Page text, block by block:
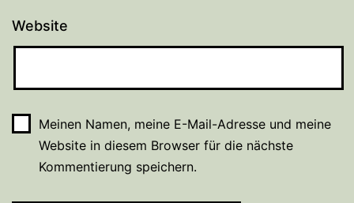
Website
Meinen Namen, meine E-Mail-Adresse und meine
Website in diesem Browser für die nächste
Kommentierung speichern.